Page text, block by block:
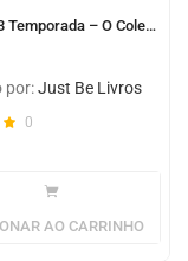
E.L.A.S 3 Temporada – O Colecionador de Monstros
por:Just Be Livros
0
AO CARRINHO